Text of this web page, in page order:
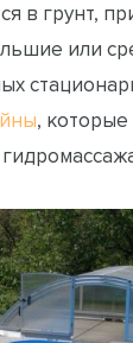
в грунт,
или
,